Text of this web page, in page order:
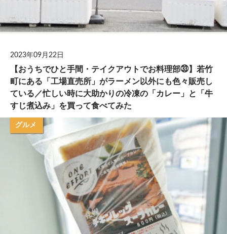
2023年09月22日
【おうちでひと手間・テイクアウトでお料理部㉝】若竹
町にある「工場直売所」がラーメン以外にも色々販売し
ている／忙しい時に大助かりの冷凍の「カレー」と「牛
すじ煮込み」を買って食べてみた
グルメ